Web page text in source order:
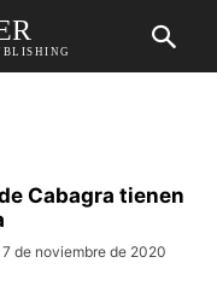
Cabagra tienen
de noviembre de 2020